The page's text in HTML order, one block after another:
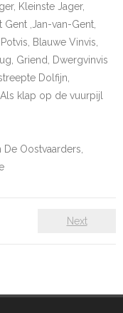
2025-2026
Kleinste Jager,
,Jan-van-Gent,
Blauwe Vinvis,
Griend, Dwergvinvis
Dolfijn,
klap op de vuurpijl
Oostvaarders,
Next